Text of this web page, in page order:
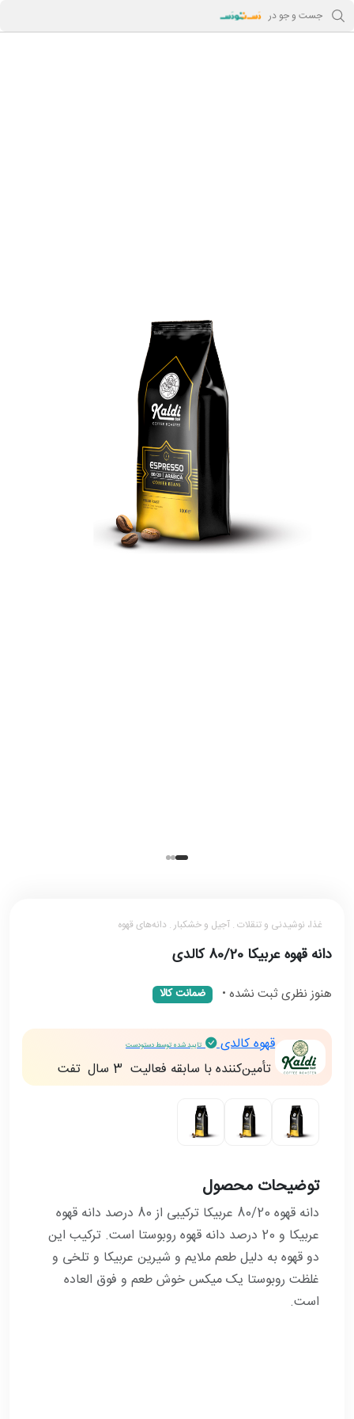
جست و جو در
غذا، نوشیدنی و تنقلات . آجیل و خشکبار . دانه‌های قهوه
دانه قهوه عربیکا 80/20 کالدی
هنوز نظری ثبت نشده • ضمانت کالا
قهوه کالدی تایید شده توسط دستودست
تأمین‌کننده با سابقه فعالیت 3 سال تفت
توضیحات محصول
دانه قهوه 80/20 عربیکا ترکیبی از 80 درصد دانه قهوه
عربیکا و 20 درصد دانه قهوه روبوستا است. ترکیب این
دو قهوه به دلیل طعم ملایم و شیرین عربیکا و تلخی و
غلظت روبوستا یک میکس خوش طعم و فوق العاده
است.